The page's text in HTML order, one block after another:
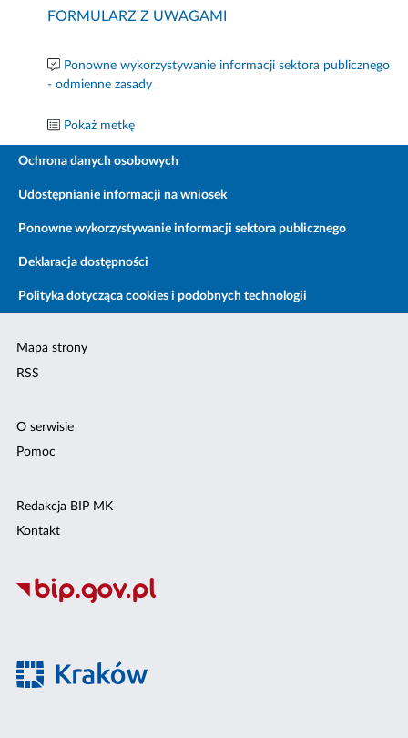
FORMULARZ Z UWAGAMI
Ponowne wykorzystywanie informacji sektora publicznego
- odmienne zasady
Pokaż metkę
Ochrona danych osobowych
Udostępnianie informacji na wniosek
Ponowne wykorzystywanie informacji sektora publicznego
Deklaracja dostępności
Polityka dotycząca cookies i podobnych technologii
Mapa strony
RSS
O serwisie
Pomoc
Redakcja BIP MK
Kontakt